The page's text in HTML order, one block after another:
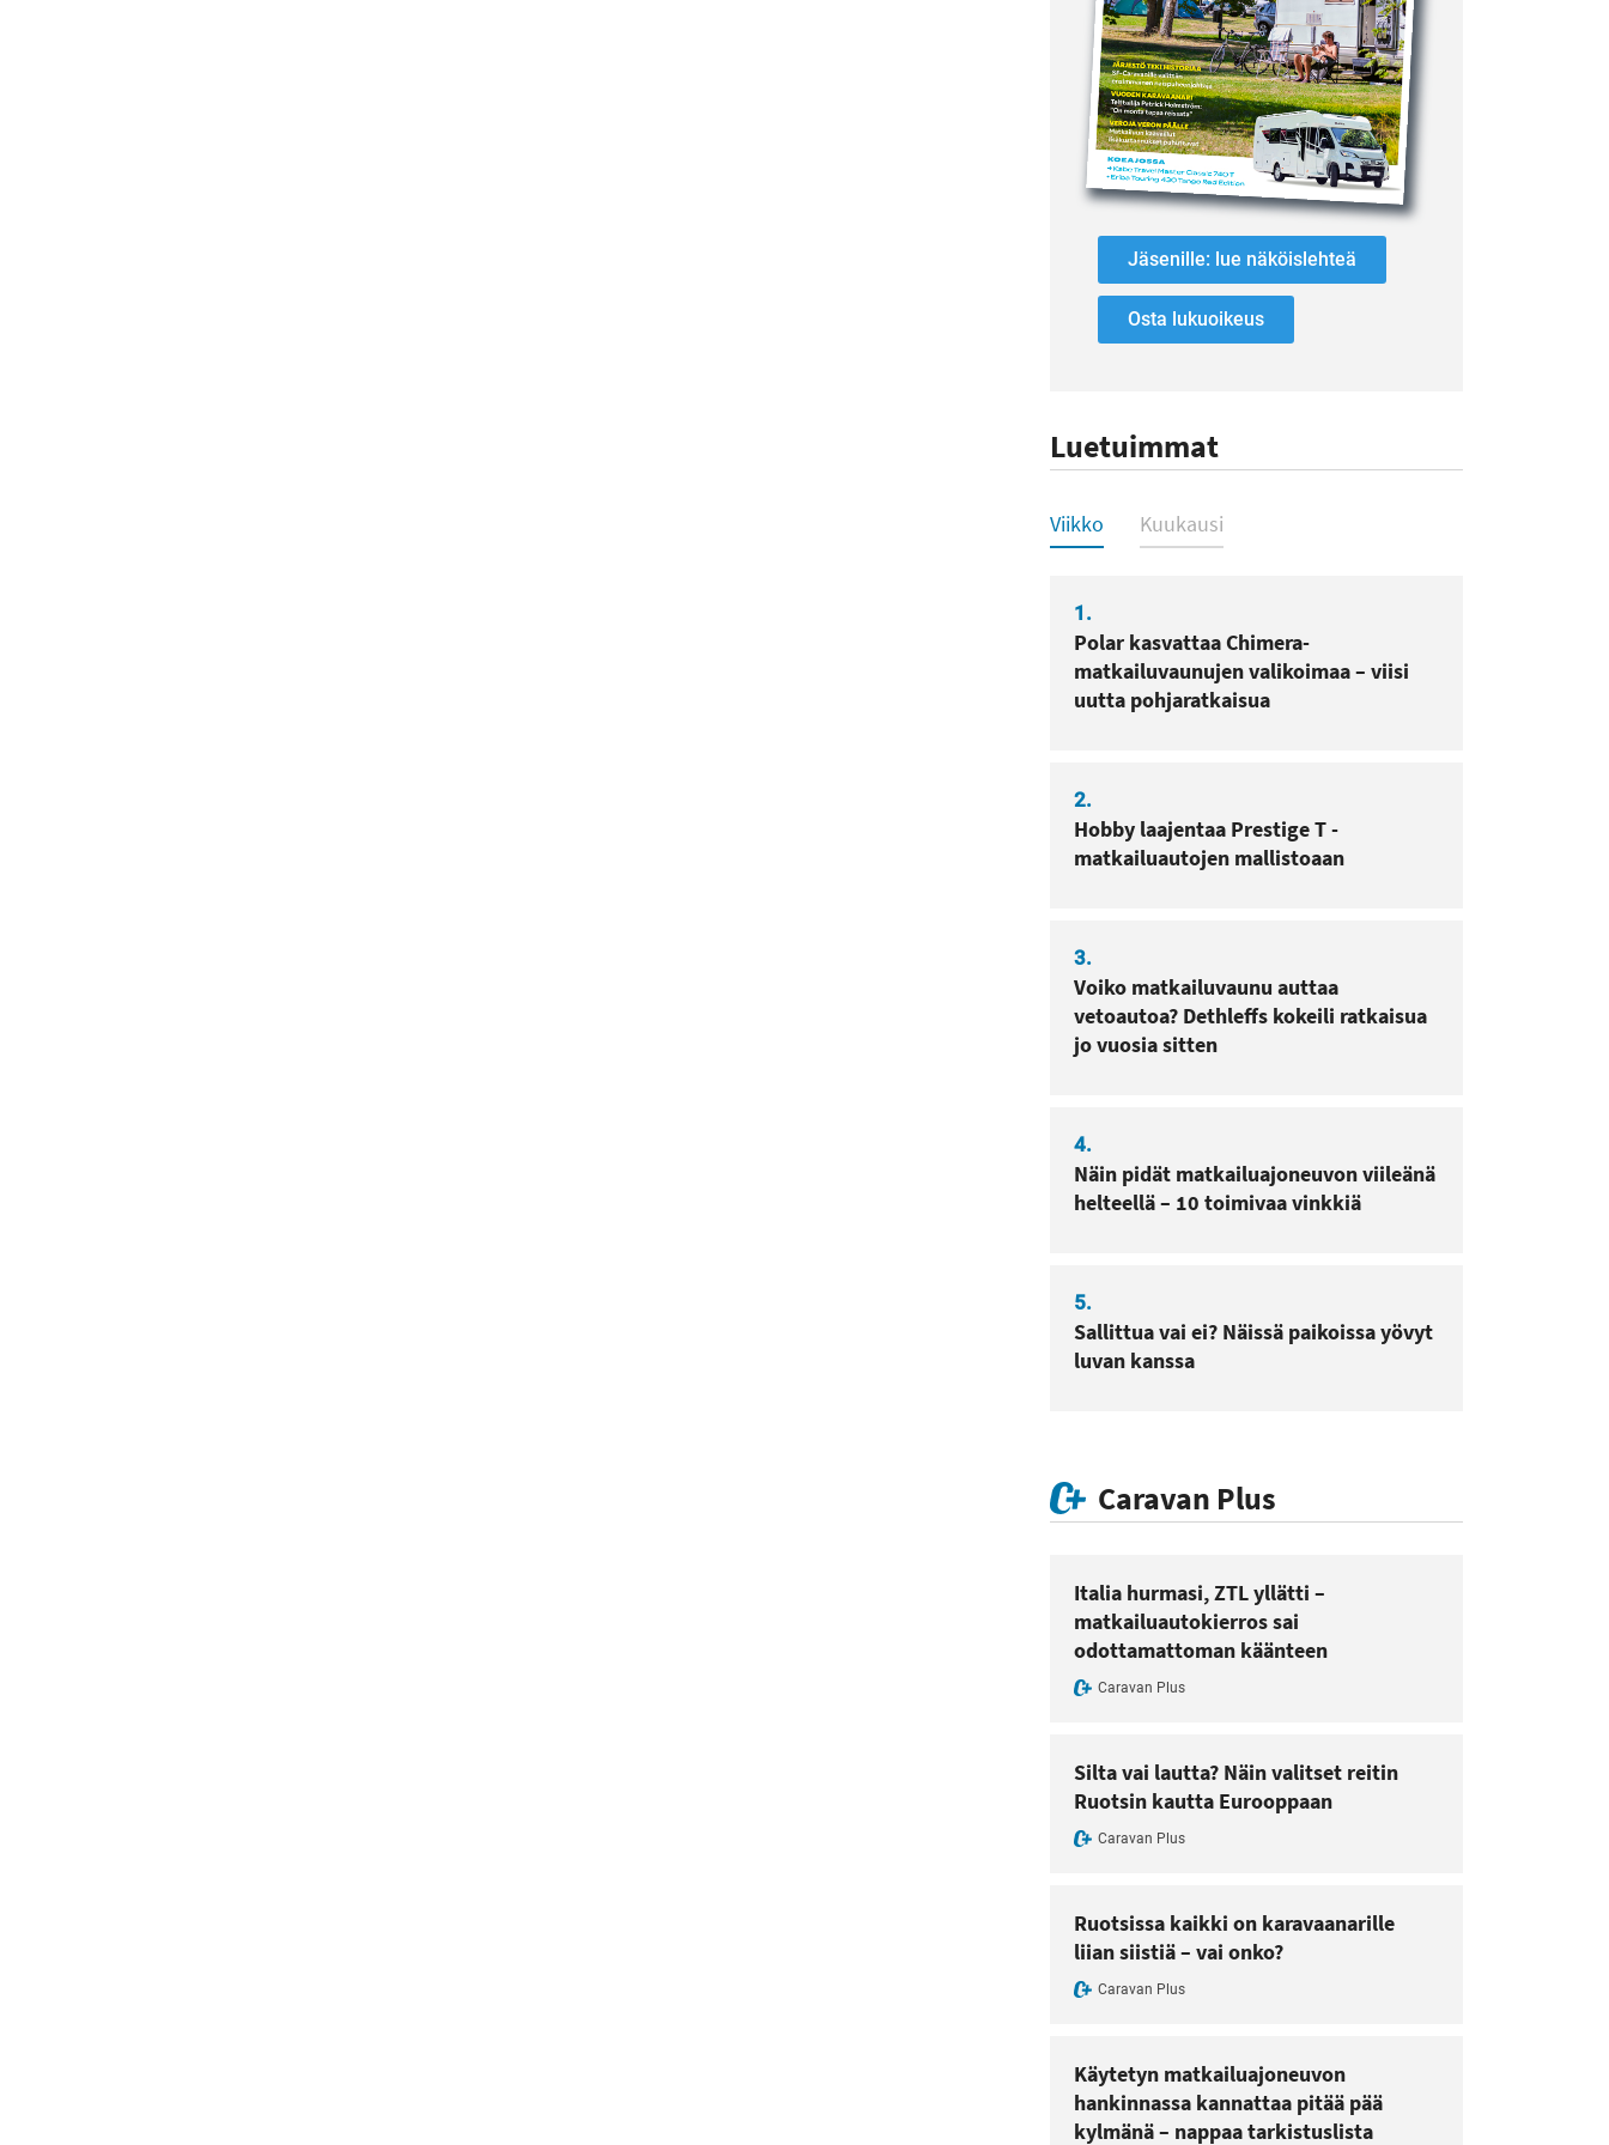
Jäsenille: lue näköislehteä
Osta lukuoikeus
Luetuimmat
Luetuimmat
Viikko Kuukausi
1.
Polar kasvattaa Chimera-
matkailuvaunujen valikoimaa – viisi
uutta pohjaratkaisua
2.
Hobby laajentaa Prestige T -
matkailuautojen mallistoaan
3.
Voiko matkailuvaunu auttaa
vetoautoa? Dethleffs kokeili ratkaisua
jo vuosia sitten
4.
Näin pidät matkailuajoneuvon viileänä
helteellä – 10 toimivaa vinkkiä
5.
Sallittua vai ei? Näissä paikoissa yövyt
luvan kanssa
Caravan Plus
Italia hurmasi, ZTL yllätti –
matkailuautokierros sai
odottamattoman käänteen
Caravan Plus
Silta vai lautta? Näin valitset reitin
Ruotsin kautta Eurooppaan
Caravan Plus
Ruotsissa kaikki on karavaanarille
liian siistiä – vai onko?
Caravan Plus
Käytetyn matkailuajoneuvon
hankinnassa kannattaa pitää pää
kylmänä – nappaa tarkistuslista